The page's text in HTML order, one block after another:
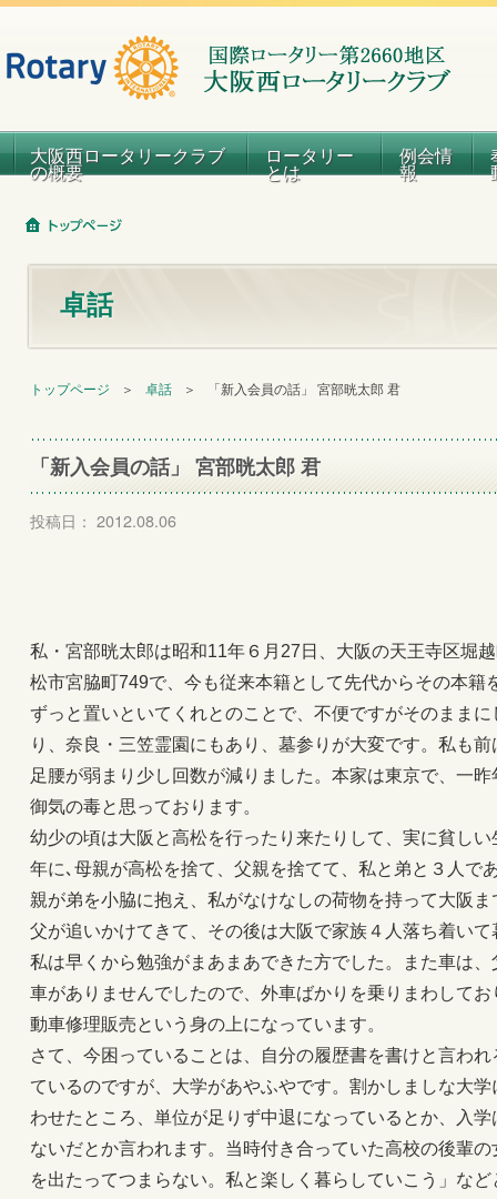
大阪西ロータリークラブ
の概要
ロータリー
とは
例会情
報
卓話
トップページ ＞ 卓話 ＞ 「新入会員の話」 宮部晄太郎 君
「新入会員の話」 宮部晄太郎 君
投稿日： 2012.08.06
私・宮部晄太郎は昭和11年６月27日、大阪の天王寺区堀
松市宮脇町749で、今も従来本籍として先代からその本籍
ずっと置いといてくれとのことで、不便ですがそのまま
り、奈良・三笠霊園にもあり、墓参りが大変です。私も
足腰が弱まり少し回数が減りました。本家は東京で、一
御気の毒と思っております。
幼少の頃は大阪と高松を行ったり来たりして、実に貧し
年に､母親が高松を捨て、父親を捨てて、私と弟と３人で
親が弟を小脇に抱え、私がなけなしの荷物を持って大阪
父が追いかけてきて、その後は大阪で家族４人落ち着い
私は早くから勉強がまあまあできた方でした。また車は
車がありませんでしたので、外車ばかりを乗りまわして
動車修理販売という身の上になっています。
さて、今困っていることは、自分の履歴書を書けと言わ
ているのですが、大学があやふやです。割かしましな大
わせたところ、単位が足りず中退になっているとか、入
ないだとか言われます。当時付き合っていた高校の後輩
を出たってつまらない。私と楽しく暮らしていこう」な